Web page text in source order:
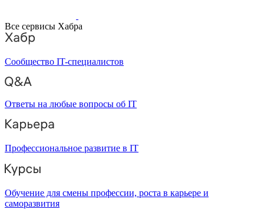
Все сервисы Хабра
Сообщество IT-специалистов
Ответы на любые вопросы об IT
Профессиональное развитие в IT
Обучение для смены профессии, роста в карьере и
саморазвития